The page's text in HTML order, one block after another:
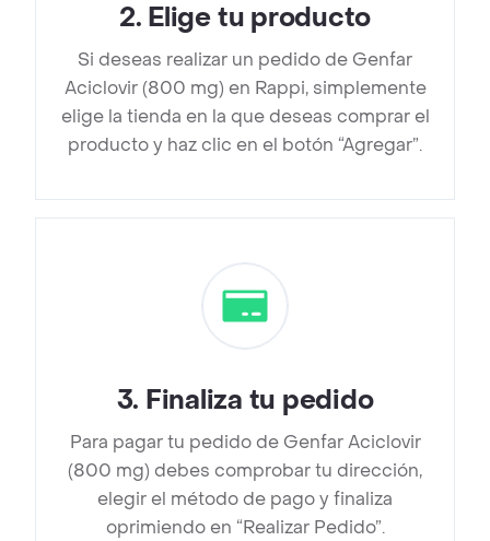
2. Elige tu producto
Si deseas realizar un pedido de Genfar
Aciclovir (800 mg) en Rappi, simplemente
elige la tienda en la que deseas comprar el
producto y haz clic en el botón “Agregar”.
3. Finaliza tu pedido
Para pagar tu pedido de Genfar Aciclovir
(800 mg) debes comprobar tu dirección,
elegir el método de pago y finaliza
oprimiendo en “Realizar Pedido”.